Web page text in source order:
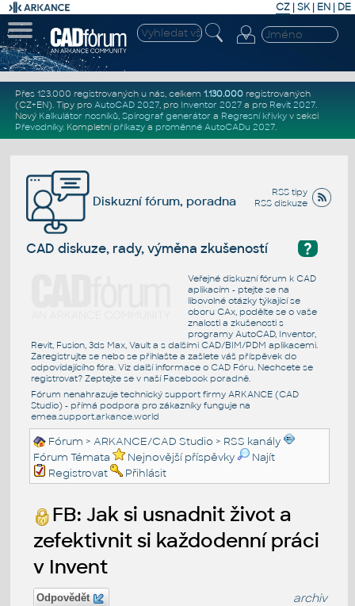
CZ | SK| EN | DE
Přes 123.000 registrovaných u nás, celkem 1.130.000registrovaných
(CZ+EN). Tipy pro AutoCAD 2027, pro Inventor 2027a pro Revit 2027.
Nový Kalkulátor nosníků, Spirograf generátor a Regresní křivkyv sekci
Převodníky. Kompletní příkazya proměnné AutoCADu 2027.
RSS tipy
RSS diskuze
Diskuzní fórum, poradna
?
CAD diskuze, rady, výměna zkušeností
Veřejné diskuzní fórum k CAD
aplikacím - ptejte se na
libovolné otázky týkající se
oboru CAx, podělte se o vaše
znalosti a zkušenosti s
programy AutoCAD, Inventor,
Revit, Fusion, 3ds Max, Vault a s dalšími CAD/BIM/PDM aplikacemi.
Zaregistrujte se nebo se přihlašte a zašlete váš příspěvek do
odpovídajícího fóra. Viz další informace o CAD Fóru. Nechcete se
registrovat? Zeptejte se v naší Facebook poradně.
Fórum nenahrazuje technický support firmy ARKANCE (CAD
Studio) - přímá podpora pro zákazníky funguje na
emea.support.arkance.world
Fórum >ARKANCE/CAD Studio > RSS kanály
Fórum Témata
Nejnovější příspěvky
Najít
Registrovat
Přihlásit
FB: Jak si usnadnit život a
zefektivnit si každodenní práci
v Invent
Odpovědět archiv